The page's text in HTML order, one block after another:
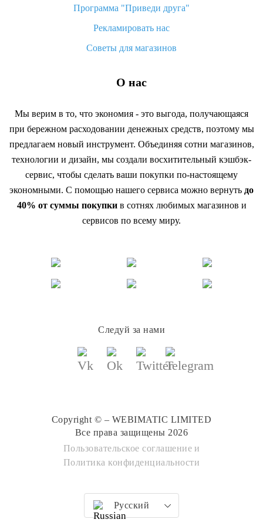
Программа "Приведи друга"
Рекламировать нас
Советы для магазинов
О нас
Мы верим в то, что экономия - это выгода, получающаяся
при бережном расходовании денежных средств, поэтому мы
предлагаем новый инструмент. Объединяя сотни магазинов,
технологии и дизайн, мы создали восхитительный кэшбэк-
сервис, чтобы сделать ваши покупки по-настоящему
экономными. С помощью нашего сервиса можно вернуть до
40% от суммы покупкив сотнях любимых магазинов и
сервисов по всему миру.
Следуй за нами
Copyright © – WEBIMATIC LIMITED
Все права защищены 2026
Пользовательское соглашение и
Политика конфиденциальности
Русский